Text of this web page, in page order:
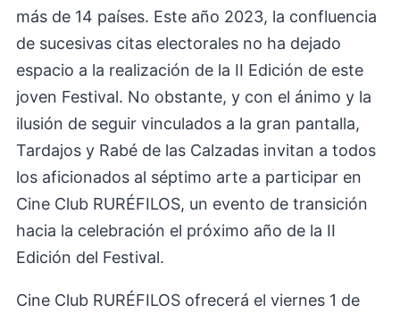
más de 14 países. Este año 2023, la confluencia
de sucesivas citas electorales no ha dejado
espacio a la realización de la II Edición de este
joven Festival. No obstante, y con el ánimo y la
ilusión de seguir vinculados a la gran pantalla,
Tardajos y Rabé de las Calzadas invitan a todos
los aficionados al séptimo arte a participar en
Cine Club RURÉFILOS, un evento de transición
hacia la celebración el próximo año de la II
Edición del Festival.
Cine Club RURÉFILOS ofrecerá el viernes 1 de